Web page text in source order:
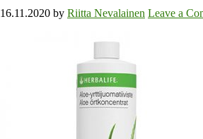
16.11.2020 by Riitta Nevalainen Leave a